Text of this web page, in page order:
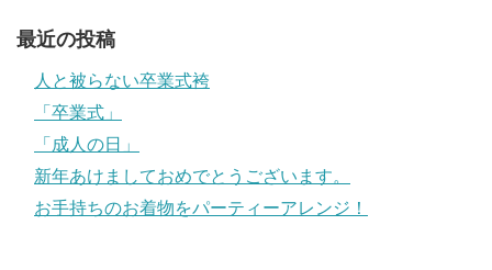
最近の投稿
人と被らない卒業式袴
「卒業式」
「成人の日」
新年あけましておめでとうございます。
お手持ちのお着物をパーティーアレンジ！